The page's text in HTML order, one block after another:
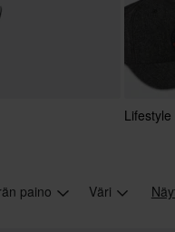
Lifestyle
paino Väri